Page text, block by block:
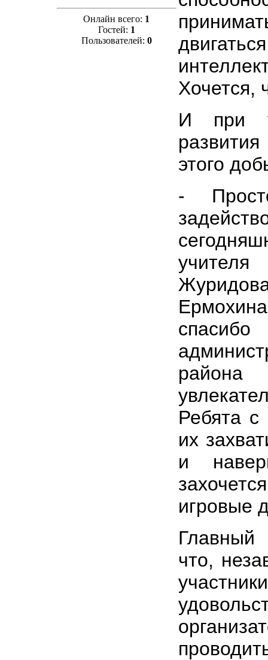
Онлайн всего: 1
Гостей: 1
Пользователей: 0
Хочется,
И при
этого
-
района
Ребята
их
и
игровые
Главный
что,